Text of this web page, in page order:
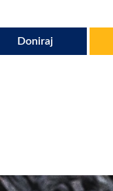
Doniraj